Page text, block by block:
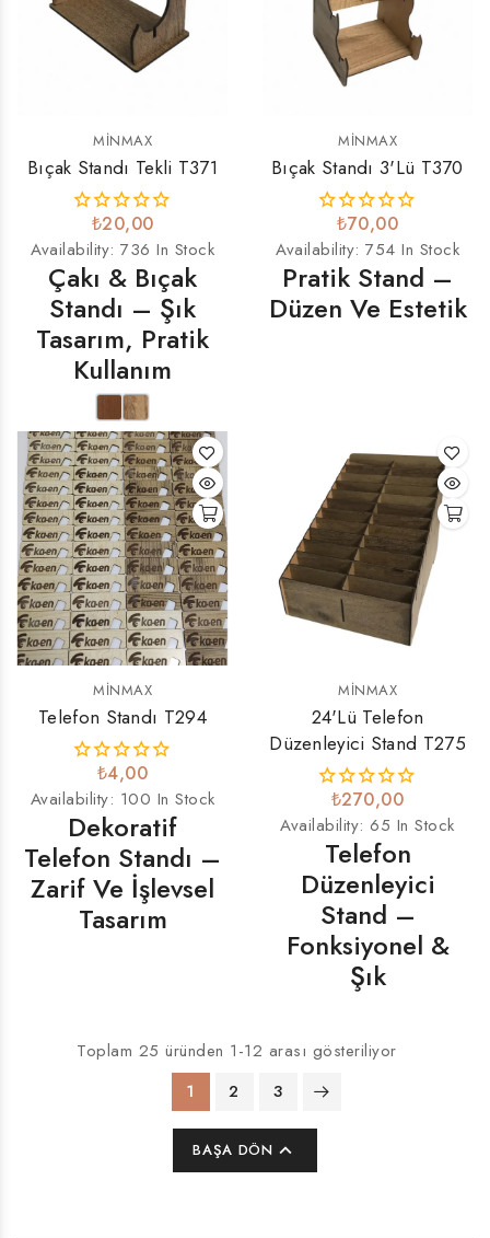
MINMAX
Bıçak Standı Tekli T371
₺20,00
Availability: 736 In Stock
Çakı & Bıçak
Standı – Şık
Tasarım, Pratik
Kullanım
MINMAX
Bıçak Standı 3'lü T370
₺70,00
Availability: 754 In Stock
Pratik Stand –
Düzen Ve Estetik
MINMAX
Telefon Standı T294
₺4,00
Availability: 100 In Stock
Dekoratif
Telefon Standı –
Zarif Ve İşlevsel
Tasarım
MINMAX
24'lü Telefon
Düzenleyici Stand T275
₺270,00
Availability:65 In Stock
Telefon
Düzenleyici
Stand –
Fonksiyonel &
Şık
Toplam 25 üründen 1-12 arası gösteriliyor
1
2 3
BAŞA DÖN 